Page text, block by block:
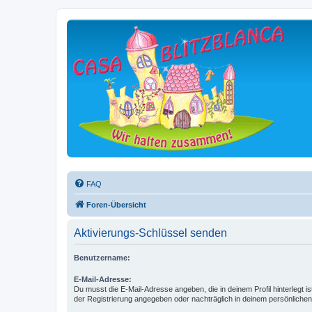
FAQ
Foren-Übersicht
Aktivierungs-Schlüssel senden
Benutzername:
E-Mail-Adresse:
Du musst die E-Mail-Adresse angeben, die in deinem Profil hinterlegt
der Registrierung angegeben oder nachträglich in deinem